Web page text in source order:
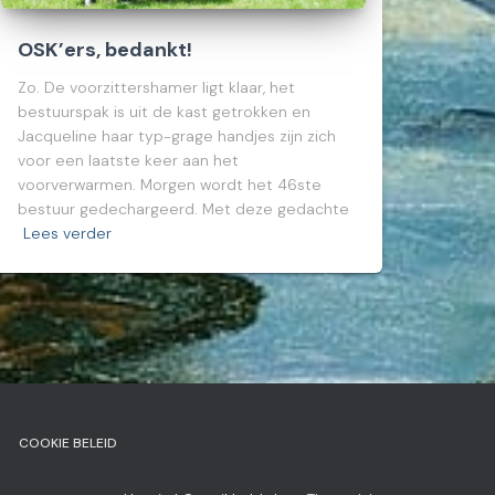
OSK’ers, bedankt!
Zo. De voorzittershamer ligt klaar, het
bestuurspak is uit de kast getrokken en
Jacqueline haar typ-grage handjes zijn zich
voor een laatste keer aan het
voorverwarmen. Morgen wordt het 46ste
bestuur gedechargeerd. Met deze gedachte
Lees verder
COOKIE BELEID